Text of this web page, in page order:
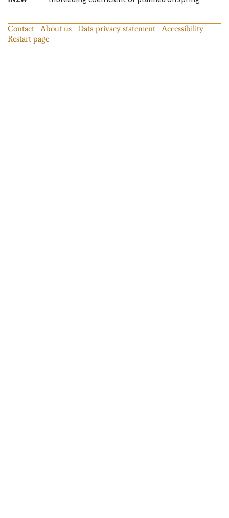
Contact About us Data privacy statement
Accessibility
Restart page